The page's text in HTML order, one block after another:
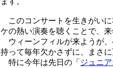
このコンサートを生きがいに
ケの熱い演奏を聴くことで、
ウィーンフィルが来ようが、
持って毎年欠かさずに、まさ
特に今年は先日の「 ジュニ